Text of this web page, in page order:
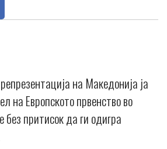
на Македонија ја
на Европското првенство во
без притисок да ги одигра